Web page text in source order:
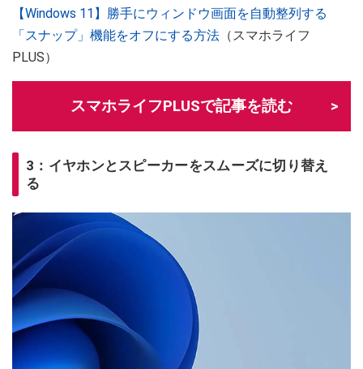
【Windows 11】勝手にウィンドウ画面を自動整列する
「スナップ」機能をオフにする方法 （スマホライフ
PLUS）
スマホライフPLUSで記事を読む
3：イヤホンとスピーカーをスムーズに切り替え
る